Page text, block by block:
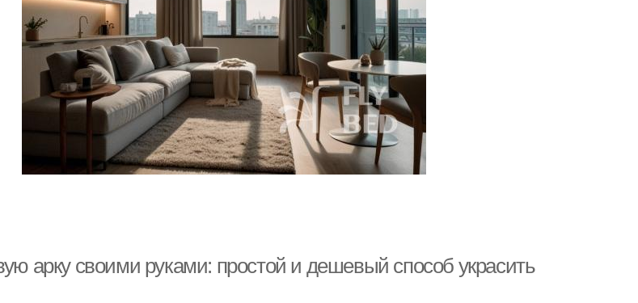
арку своими руками: простой и дешевый способ украсить